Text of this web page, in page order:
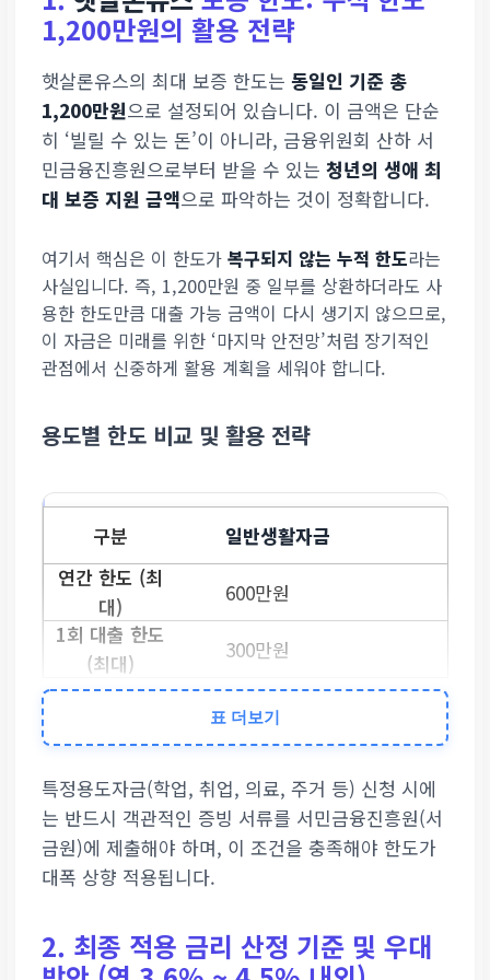
1,200만원의 활용 전략
햇살론유스의 최대 보증 한도는동일인 기준 총
1,200만원으로 설정되어 있습니다. 이 금액은 단순
히 ‘빌릴 수 있는 돈’이 아니라, 금융위원회 산하 서
민금융진흥원으로부터 받을 수 있는청년의 생애 최
대 보증 지원 금액으로 파악하는 것이 정확합니다.
여기서 핵심은 이 한도가복구되지 않는 누적 한도라는
사실입니다. 즉, 1,200만원 중 일부를 상환하더라도 사
용한 한도만큼 대출 가능 금액이 다시 생기지 않으므로,
이 자금은 미래를 위한 ‘마지막 안전망’처럼 장기적인
관점에서 신중하게 활용 계획을 세워야 합니다.
용도별 한도 비교 및 활용 전략
일반생활자금
600만원
300만원
특정용도자금
900만원
900만원
표 더보기
특정용도자금(학업, 취업, 의료, 주거 등) 신청 시에
는 반드시 객관적인 증빙 서류를 서민금융진흥원(서
금원)에 제출해야 하며, 이 조건을 충족해야 한도가
대폭 상향 적용됩니다.
2. 최종 적용 금리 산정 기준 및 우대